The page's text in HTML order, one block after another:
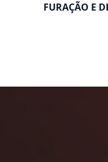
FURAÇÃO E